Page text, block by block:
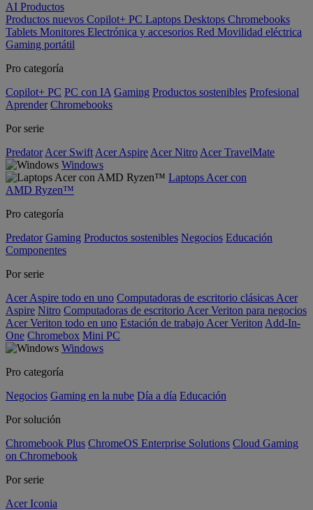
AI Productos
Productos nuevos Copilot+ PC Laptops Desktops Chromebooks
Tablets Monitores Electrónica y accesorios Red Movilidad eléctrica
Gaming portátil
Pro categoría
Copilot+ PC PC con IA Gaming Productos sostenibles Profesional
Aprender Chromebooks
Por serie
Predator Acer Swift Acer Aspire Acer Nitro Acer TravelMate
Windows
Laptops Acer con
AMD Ryzen™
Pro categoría
Predator Gaming Productos sostenibles Negocios Educación
Componentes
Por serie
Acer Aspire todo en uno Computadoras de escritorio clásicas Acer
Aspire Nitro Computadoras de escritorio Acer Veriton para negocios
Acer Veriton todo en uno Estación de trabajo Acer Veriton Add-In-
One Chromebox Mini PC
Windows
Pro categoría
Negocios Gaming en la nube Día a día Educación
Por solución
Chromebook Plus ChromeOS Enterprise Solutions Cloud Gaming
on Chromebook
Por serie
Acer Iconia